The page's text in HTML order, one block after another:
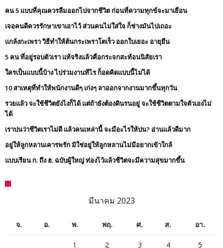
คน 5 แบบที่คุณควรลืมออกไปจากชีวิต ก่อนที่ความทุกข์จะมาเยือน
เจอคนดีควรรักษาเขาเอาไว้ ส่วนคนไม่ใส่ใจ ก็ช่างมันไปเถอะ
แกล้งกะเพรา วิธีทำให้ต้นกระเพราโตเร็ว ออกใบเยอะ อายุยืน
5 คน ที่อยู่รอบตัวเรา แท้จริงแล้วคือกระจกสะท้อนนิสัยเรา
ใครเป็นแบบนี้บ้าง ไปร่วมงานทีไร ก็อดคิดแบบนี้ไม่ได้
10 สาเหตุที่ทำให้พนักงานดีๆ เก่งๆ ลาออกจากงานมากขึ้นทุกวัน
รวยแล้ว จะใช้ชีวิตยังไงก็ได้ แต่ถ้ายังต้องดินรนอยู่ จะใช้ชีวิตตามใจตัวเองไม่
ได้
เราบ่นว่าชีวิตเราไม่ดี แล้วคนเหล่านี้ จะมีอะไรให้บ่น? อ่านแล้วดีมาก
อยู่ให้ลูกหลานเคารพรัก มิใช่อยู่ให้ลูกหลานไม่มีอยากเข้าใกล้
แบบเรียน ก. ถึง ฮ. ฉบับผู้ใหญ่ ท่องไว้แล้วชีวิตจะมีความสุขมากขึ้น
มีนาคม 2023
จ. อ. พ. พฤ. ศ. ส. อา.
1 2 3 4 5